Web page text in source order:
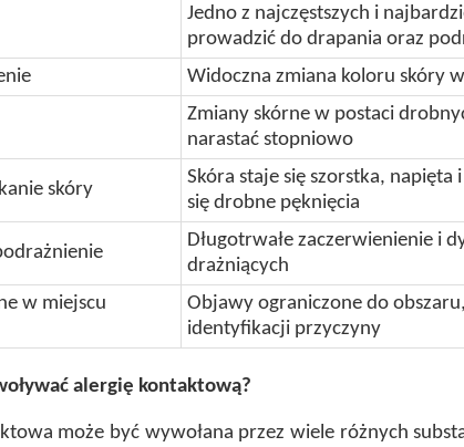
Jedno z najczęstszych i
prowadzić do drapania oraz
Widoczna zmiana koloru skóry
Zmiany skórne w postaci
narastać stopniowo
skóry
Skóra staje się szorstka,
się drobne pęknięcia
Długotrwałe zaczerwienienie i
drażniących
w miejscu
Objawy ograniczone do
identyfikacji przyczyny
alergię kontaktową?
może być wywołana przez wiele różnych